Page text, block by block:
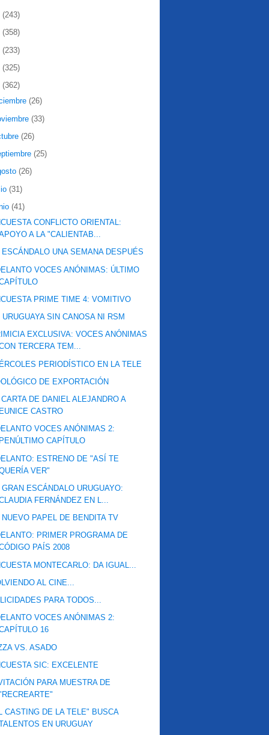
(243)
(358)
(233)
(325)
(362)
(26)
(33)
(26)
(25)
(26)
(31)
(41)
CONFLICTO ORIENTAL:
A LA "CALIENTAB...
ESCÁNDALO UNA SEMANA DESPUÉS
VOCES ANÓNIMAS: ÚLTIMO
PRIME TIME 4: VOMITIVO
URUGUAYA SIN CANOSA NI RSM
EXCLUSIVA: VOCES ANÓNIMAS
TERCERA TEM...
PERIODÍSTICO EN LA TELE
DE EXPORTACIÓN
CARTA DE DANIEL ALEJANDRO A
CASTRO
VOCES ANÓNIMAS 2:
CAPÍTULO
ESTRENO DE "ASÍ TE
VER"
GRAN ESCÁNDALO URUGUAYO:
FERNÁNDEZ EN L...
NUEVO PAPEL DE BENDITA TV
PRIMER PROGRAMA DE
PAÍS 2008
MONTECARLO: DA IGUAL...
AL CINE...
PARA TODOS...
VOCES ANÓNIMAS 2:
16
VS. ASADO
SIC: EXCELENTE
PARA MUESTRA DE
CASTING DE LA TELE" BUSCA
EN URUGUAY